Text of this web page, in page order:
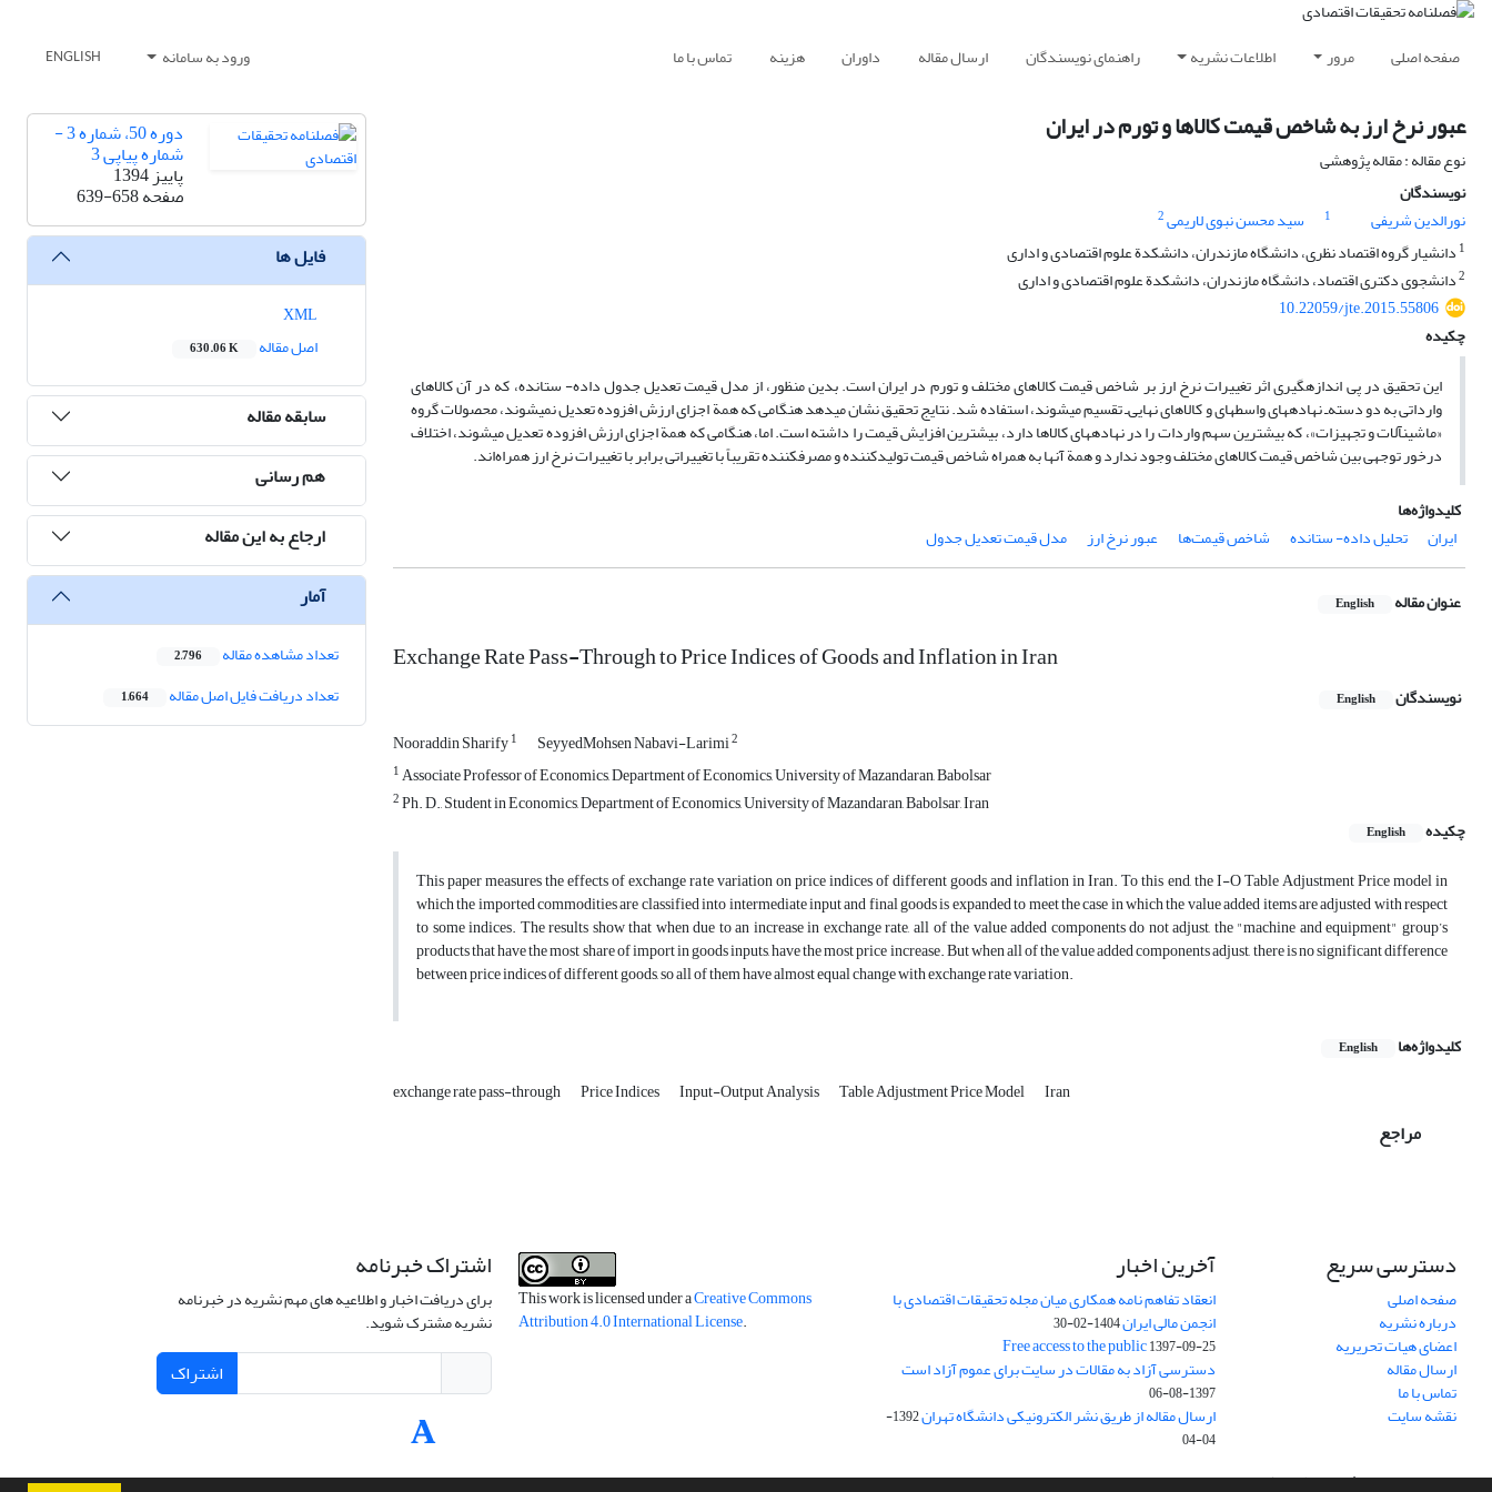
صفحه اصلی مرور اطلاعات نشریه راهنمای نویسندگان ارسال مقاله داوران هزینه تماس با ما ورود به سامانه ENGLISH
عبور نرخ ارز به شاخص قیمت کالاها و تورم در ایران
نوع مقاله : مقاله پژوهشی
نویسندگان
نورالدین شریفی
1 سید محسن نبوی لاریمی2
1 دانشیار گروه اقتصاد نظری، دانشگاه مازندران، دانشکدة علوم اقتصادی و اداری
2دانشجوی دکتری اقتصاد، دانشگاه مازندران، دانشکدة علوم اقتصادی و اداری
10.22059/jte.2015.55806
چکیده
این تحقیق در پی اندازه‏گیری اثر تغییرات نرخ ارز بر شاخص قیمت کالا‏های مختلف و تورم در ایران است. بدین منظور، از مدل قیمت تعدیل جدول داده- ستانده، که در آن کالاهای
وارداتی به دو دسته‏‌ـ نهاده‏های واسطه‏ای و کالاهای نهایی‌ـ تقسیم می‏شوند، استفاده شد. نتایج تحقیق نشان می‏دهد هنگامی که همة اجزای ارزش افزوده تعدیل نمی‏شوند، محصولات گروه
«ماشین‏آلات و تجهیزات»، که بیشترین سهم واردات را در نهاده‏های کالاها دارد، بیشترین افزایش قیمت را داشته است. اما، هنگامی که همة اجزای ارزش افزوده تعدیل می‏شوند، اختلاف
درخور توجهی بین شاخص قیمت کالا‏های مختلف وجود ندارد و همة آن‏ها به همراه شاخص قیمت تولیدکننده و مصرف‏کننده تقریباً با تغییراتی برابر با تغییرات نرخ ارز همراه‌اند.
کلیدواژه‌ها
ایران
تحلیل داده- ستانده شاخص قیمت‏‌ها عبور نرخ ارز مدل قیمت تعدیل جدول
عنوان مقاله English
Exchange Rate Pass-Through to Price Indices of Goods and Inflation in Iran
نویسندگان English
Nooraddin Sharify1 SeyyedMohsen Nabavi-Larimi2
1Associate Professor of Economics, Department of Economics, University of Mazandaran, Babolsar
2Ph. D., Student in Economics, Department of Economics, University of Mazandaran, Babolsar, Iran
چکیده
English
This paper measures the effects of exchange rate variation on price indices of different goods and inflation in Iran. To this end, the I-O Table Adjustment Price model in
which the imported commodities are classified into intermediate input and final goods is expanded to meet the case in which the value added items are adjusted with respect
to some indices. The results show that when due to an increase in exchange rate, all of the value added components do not adjust, the "machine and equipment" group’s
products that have the most share of import in goods inputs, have the most price increase. But when all of the value added components adjust, there is no significant difference
between price indices of different goods, so all of them have almost equal change with exchange rate variation.
کلیدواژه‌ها English
exchange rate pass-through Price Indices Input-Output Analysis Table Adjustment Price Model Iran
مراجع
دوره 50، شماره 3 -
شماره پیاپی 3
پاییز 1394
صفحه639-658
فایل ها
اصل مقاله
630.06 K
سابقه مقاله
هم رسانی
ارجاع به این مقاله
آمار
تعداد مشاهده مقاله 2,796
تعداد دریافت فایل اصل مقاله 1,664
دسترسی سریع
صفحه اصلی
درباره نشریه
اعضای هیات تحریریه
ارسال مقاله
تماس با ما
نقشه سایت
آخرین اخبار
انعقاد تفاهم نامه همکاری میان مجله تحقیقات اقتصادی با
انجمن مالی ایران1404-02-30
Free access to the public1397-09-25
دسترسی آزاد به مقالات در سایت برای عموم آزاد است
1397-08-06
ارسال مقاله از طریق نشر الکترونیکی دانشگاه تهران
1392-
04-04
This work is licensed under aCreative Commons
Attribution 4.0 International License.
اشتراک خبرنامه
برای دریافت اخبار و اطلاعیه های مهم نشریه در خبرنامه
نشریه مشترک شوید.
اشتراک
سامانه مدیریت نشریات علمی.طراحی و پیاده سازی ازسیناوب